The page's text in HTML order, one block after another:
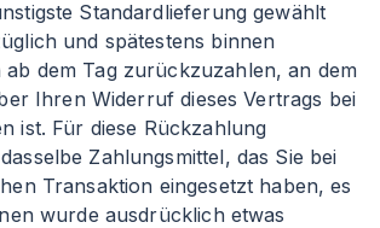
Standardlieferung gewählt
und spätestens binnen
ab dem Tag zurückzuzahlen, an dem
Ihren Widerruf dieses Vertrags bei
ist. Für diese Rückzahlung
Zahlungsmittel, das Sie bei
Transaktion eingesetzt haben, es
wurde ausdrücklich etwas